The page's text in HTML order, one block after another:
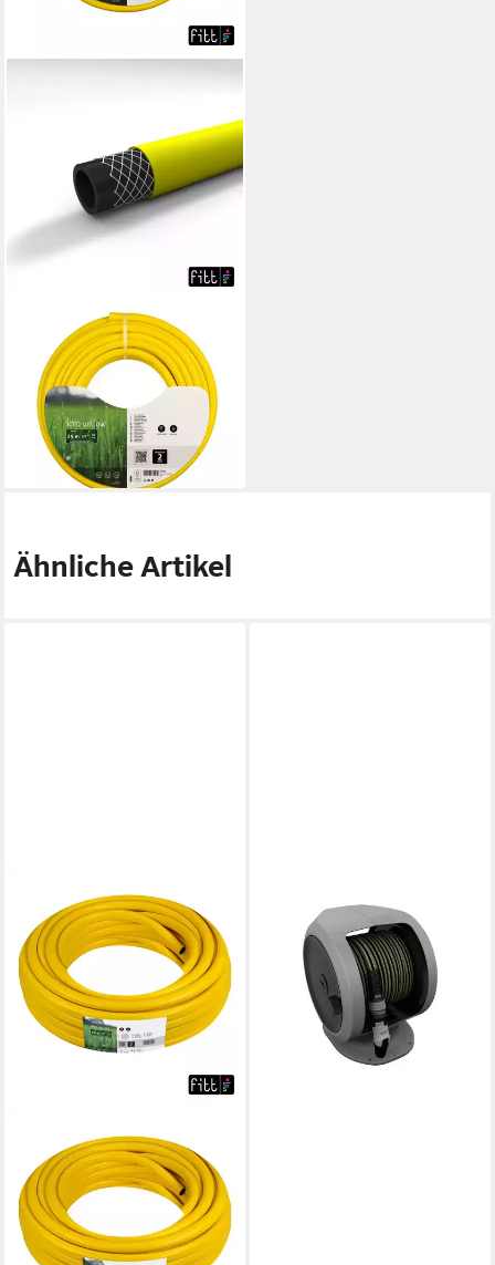
Gartenschlauch Fitt
Gartenschlauch Idro Yellow
3/4 25 m
33,29 €
(1,33 €/ 1 m)
lieferbar - in 4-5 Werktagen bei dir
Ähnliche Artikel
Schlauchaufroller fitt
Schlauchbox Freel 20 m
86,99 €
lieferbar - in 4-5 Werktagen bei dir